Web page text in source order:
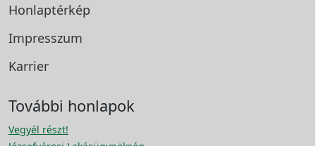
Honlaptérkép
Impresszum
Karrier
További honlapok
Vegyél részt!